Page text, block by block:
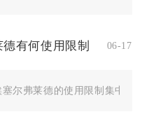
有何使用限制 06-17
塞尔弗莱德的使用限制集中在